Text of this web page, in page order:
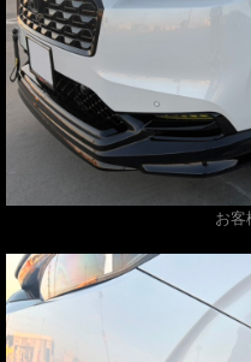
お客